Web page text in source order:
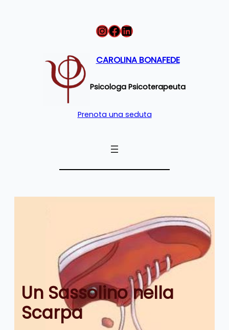
InstagramFacebook LinkedIn
CAROLINA BONAFEDE
Psicologa Psicoterapeuta
Prenota una seduta
Un Sassolino nella
Scarpa